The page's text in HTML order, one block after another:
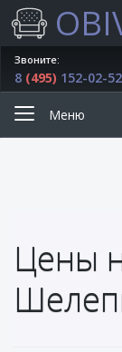
Звоните:
8 (495) 152-02-52
Меню
Цены